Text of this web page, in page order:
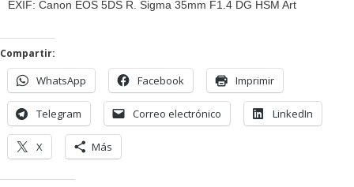
EXIF: Canon EOS 5DS R. Sigma 35mm F1.4 DG HSM Art
Compartir:
WhatsApp Facebook Imprimir
Telegram Correo electrónico LinkedIn
X Más